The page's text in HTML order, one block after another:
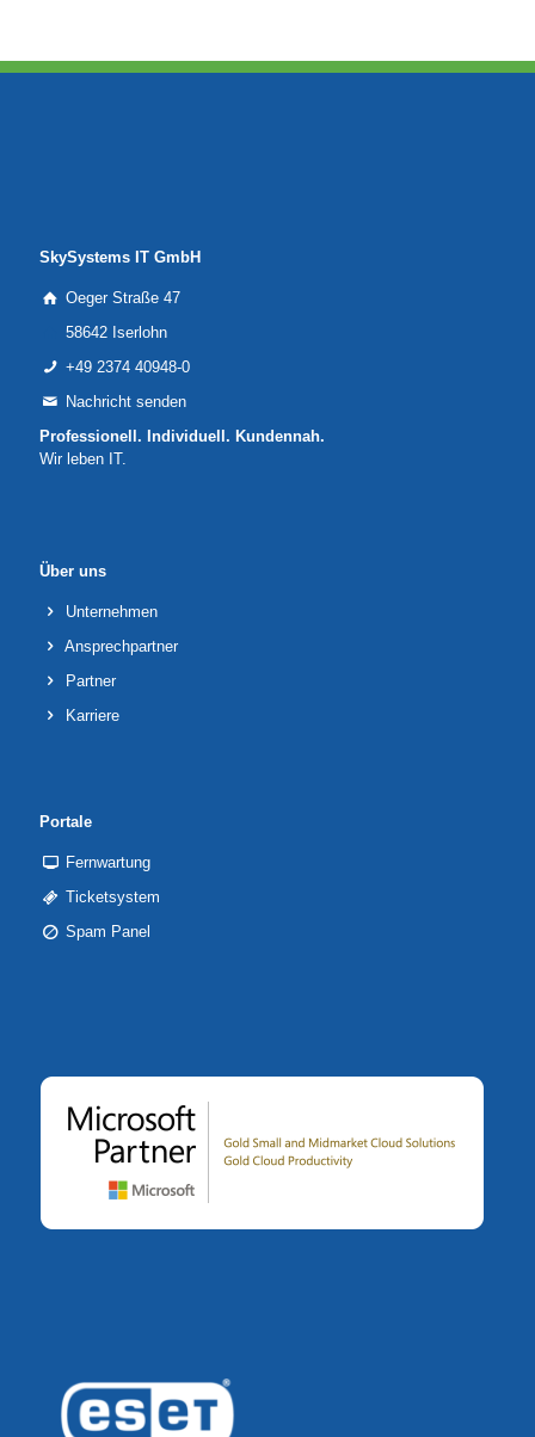
SkySystems IT GmbH
Oeger Straße 47
58642 Iserlohn
+49 2374 40948-0
Nachricht senden
Professionell. Individuell. Kundennah.
Wir leben IT.
Über uns
Unternehmen
Ansprechpartner
Partner
Karriere
Portale
Fernwartung
Ticketsystem
Spam Panel